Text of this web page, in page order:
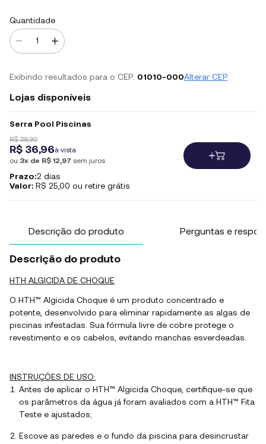
Quantidade
Exibindo resultados para o CEP: 01010-000Alterar CEP
Lojas disponíveis
Serra Pool Piscinas
R$ 38,90
R$ 36,96à vista
ou 3x de R$ 12,97 sem juros
Prazo:2 dias
Valor: R$ 25,00 ou retire grátis
Descrição do produto Perguntas e
Descrição do produto
HTH ALGICIDA DE CHOQUE
O HTH™ Algicida Choque é um produto concentrado e
potente, desenvolvido para eliminar rapidamente as algas de
piscinas infestadas. Sua fórmula livre de cobre protege o
revestimento e os cabelos, evitando manchas esverdeadas.
INSTRUÇÕES DE USO:
Antes de aplicar o HTH™ Algicida Choque, certifique-se que
os parâmetros da água já foram avaliados com a HTH™ Fita
Teste e ajustados;
Escove as paredes e o fundo da piscina para desincrustar